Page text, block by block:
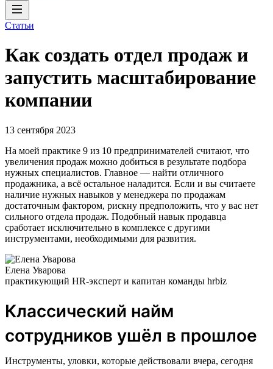
Статьи
Как создать отдел продаж и
запустить масштабирование
компании
13 сентября 2023
На моей практике 9 из 10 предпринимателей считают, что
увеличения продаж можно добиться в результате подбора
нужных специалистов. Главное — найти отличного
продажника, а всё остальное наладится. Если и вы считаете
наличие нужных навыков у менеджера по продажам
достаточным фактором, рискну предположить, что у вас нет
сильного отдела продаж. Подобный навык продавца
сработает исключительно в комплексе с другими
инструментами, необходимыми для развития.
Елена Уварова
практикующий HR-эксперт и капитан команды hrbiz
Классический найм
сотрудников ушёл в прошлое
Инструменты, уловки, которые действовали вчера, сегодня